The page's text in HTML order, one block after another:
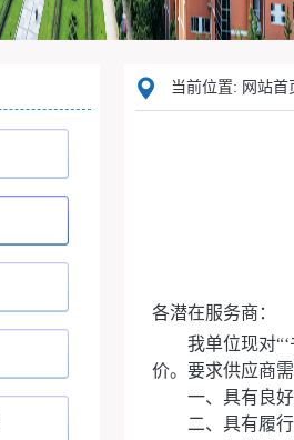
当前位置: 网站
各潜在服务商：
我单位现对“‘
价。要求供应商
一、具有良
二、具有履